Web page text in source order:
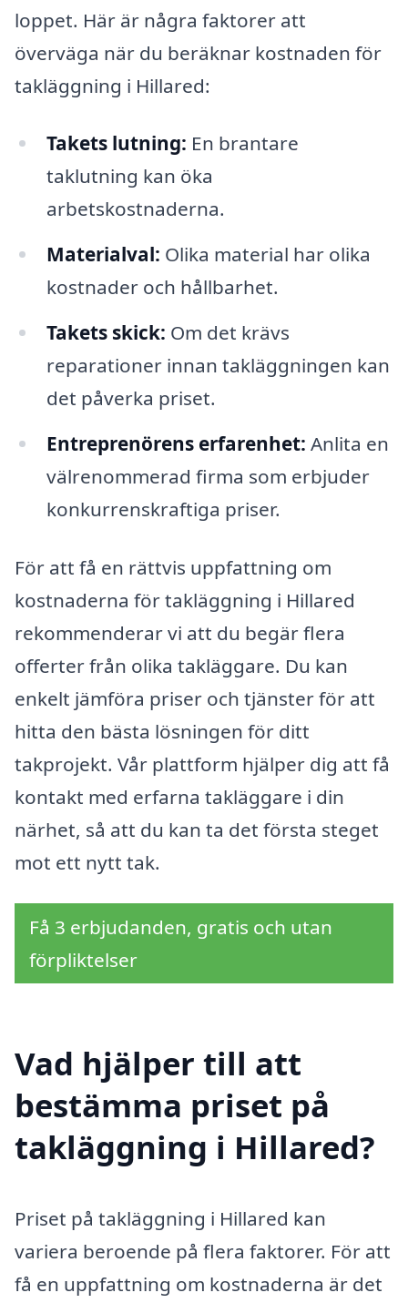
loppet. Här är några faktorer att
överväga när du beräknar kostnaden för
takläggning i Hillared:
Takets lutning: En brantare
taklutning kan öka
arbetskostnaderna.
Materialval: Olika material har olika
kostnader och hållbarhet.
Takets skick: Om det krävs
reparationer innan takläggningen kan
det påverka priset.
Entreprenörens erfarenhet: Anlita en
välrenommerad firma som erbjuder
konkurrenskraftiga priser.
För att få en rättvis uppfattning om
kostnaderna för takläggning i Hillared
rekommenderar vi att du begär flera
offerter från olika takläggare. Du kan
enkelt jämföra priser och tjänster för att
hitta den bästa lösningen för ditt
takprojekt. Vår plattform hjälper dig att få
kontakt med erfarna takläggare i din
närhet, så att du kan ta det första steget
mot ett nytt tak.
Få 3 erbjudanden, gratis och utan
förpliktelser
Vad hjälper till att
bestämma priset på
takläggning i Hillared?
Priset på takläggning i Hillared kan
variera beroende på flera faktorer. För att
få en uppfattning om kostnaderna är det